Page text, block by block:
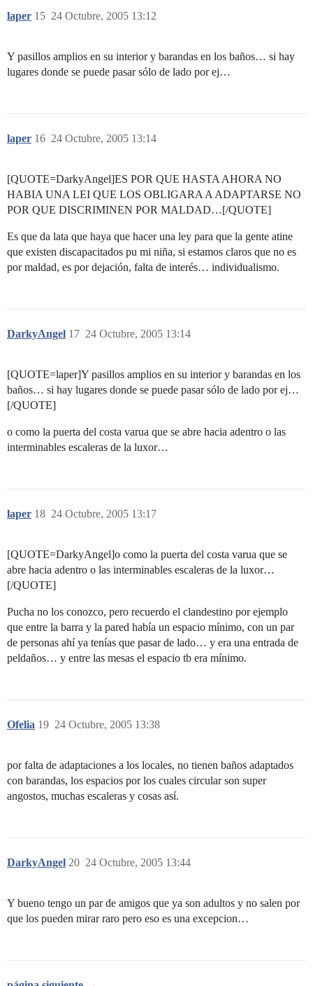
laper 24 Octubre, 2005 13:12
15
Y pasillos amplios en su interior y barandas en los baños… si hay
lugares donde se puede pasar sólo de lado por ej…
laper 24 Octubre, 2005 13:14
16
[QUOTE=DarkyAngel]ES POR QUE HASTA AHORA NO
HABIA UNA LEI QUE LOS OBLIGARA A ADAPTARSE NO
POR QUE DISCRIMINEN POR MALDAD…[/QUOTE]
Es que da lata que haya que hacer una ley para que la gente atine
que existen discapacitados pu mi niña, si estamos claros que no es
por maldad, es por dejación, falta de interés… individualismo.
DarkyAngel 24 Octubre, 2005 13:14
17
[QUOTE=laper]Y pasillos amplios en su interior y barandas en los
baños… si hay lugares donde se puede pasar sólo de lado por ej…
[/QUOTE]
o como la puerta del costa varua que se abre hacia adentro o las
interminables escaleras de la luxor…
laper 24 Octubre, 2005 13:17
18
[QUOTE=DarkyAngel]o como la puerta del costa varua que se
abre hacia adentro o las interminables escaleras de la luxor…
[/QUOTE]
Pucha no los conozco, pero recuerdo el clandestino por ejemplo
que entre la barra y la pared había un espacio mínimo, con un par
de personas ahí ya tenías que pasar de lado… y era una entrada de
peldaños… y entre las mesas el espacio tb era mínimo.
Ofelia 24 Octubre, 2005 13:38
19
por falta de adaptaciones a los locales, no tienen baños adaptados
con barandas, los espacios por los cuales circular son super
angostos, muchas escaleras y cosas así.
DarkyAngel 24 Octubre, 2005 13:44
20
Y bueno tengo un par de amigos que ya son adultos y no salen por
que los pueden mirar raro pero eso es una excepcion…